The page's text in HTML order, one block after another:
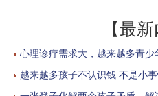
【最
心理诊疗需求大，越来越多青少
越来越多孩子不认识钱 不是小